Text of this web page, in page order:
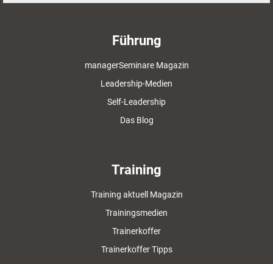
Führung
managerSeminare Magazin
Leadership-Medien
Self-Leadership
Das Blog
Training
Training aktuell Magazin
Trainingsmedien
Trainerkoffer
Trainerkoffer Tipps